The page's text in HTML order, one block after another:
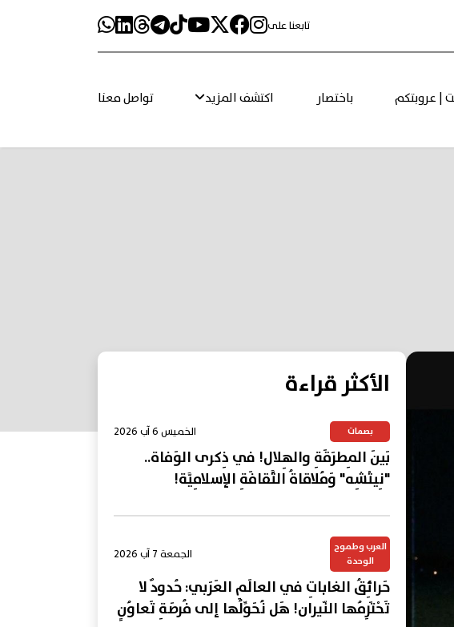
تابعنا على
| عروبتكم باختصار اكتشف المزيد تواصل معنا
الأكثر قراءة
بصمات الخميس 6 آب 2026
بَينَ المِطرَقَةِ والهِلال! في ذِكرى الوَفاة..
"نِيتْشِه" وَمُلاقاةُ الثَّقافَةِ الإسلامِيَّة!
العرب وطموح
الوحدة
الجمعة 7 آب 2026
حَرائِقُ الغاباتِ في العالَمِ العَرَبي: حُدودٌ لا
تَحْتَرِمُها النّيران! هَل نُحَوِّلُها إلى فُرصَةِ تَعاوُنٍ